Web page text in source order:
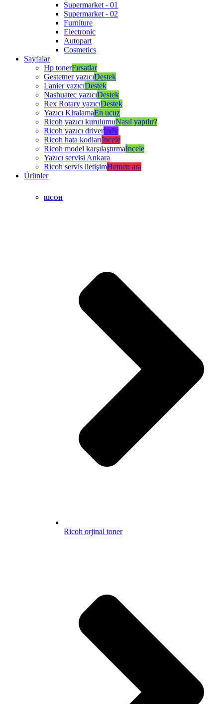
Supermarket - 01
Supermarket - 02
Furniture
Electronic
Autopart
Cosmetics
Sayfalar
Hp tonerFırsatlar
Gestetner yazıcıDestek
Lanier yazıcıDestek
Nashuatec yazıcıDestek
Rex Rotary yazıcıDestek
Yazıcı KiralamaEn ucuz
Ricoh yazıcı kurulumuNasıl yapılır?
Ricoh yazıcı driverİndir
Ricoh hata kodlarıİncele
Ricoh model karşılaştırmaİncele
Yazıcı servisi Ankara
Ricoh servis iletişimHemen ara
Ürünler
RICOH
Ricoh orjinal toner